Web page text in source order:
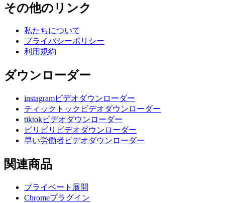
その他のリンク
私たちについて
プライバシーポリシー
利用規約
ダウンローダー
instagramビデオダウンローダー
ティックトックビデオダウンローダー
tiktokビデオダウンローダー
ビリビリビデオダウンローダー
早い労働者ビデオダウンローダー
関連商品
プライベート展開
Chromeプラグイン